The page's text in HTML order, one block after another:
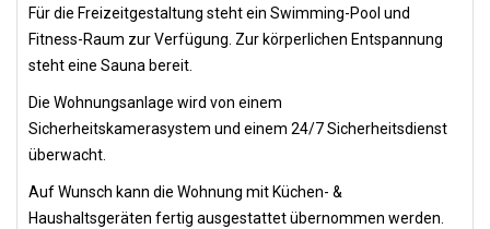
Für die Freizeitgestaltung steht ein Swimming-Pool und
Fitness-Raum zur Verfügung. Zur körperlichen Entspannung
steht eine Sauna bereit.
Die Wohnungsanlage wird von einem
Sicherheitskamerasystem und einem 24/7 Sicherheitsdienst
überwacht.
Auf Wunsch kann die Wohnung mit Küchen- &
Haushaltsgeräten fertig ausgestattet übernommen werden.